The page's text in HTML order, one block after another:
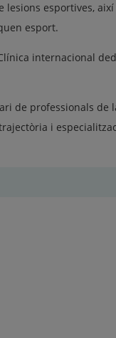
esportives,
esport.
internacional
de professionals de
i